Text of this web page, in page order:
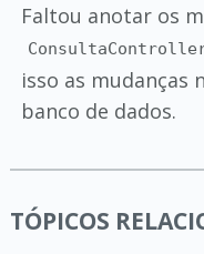
Faltou anotar os
isso as mudanças
banco de dados.
TÓPICOS